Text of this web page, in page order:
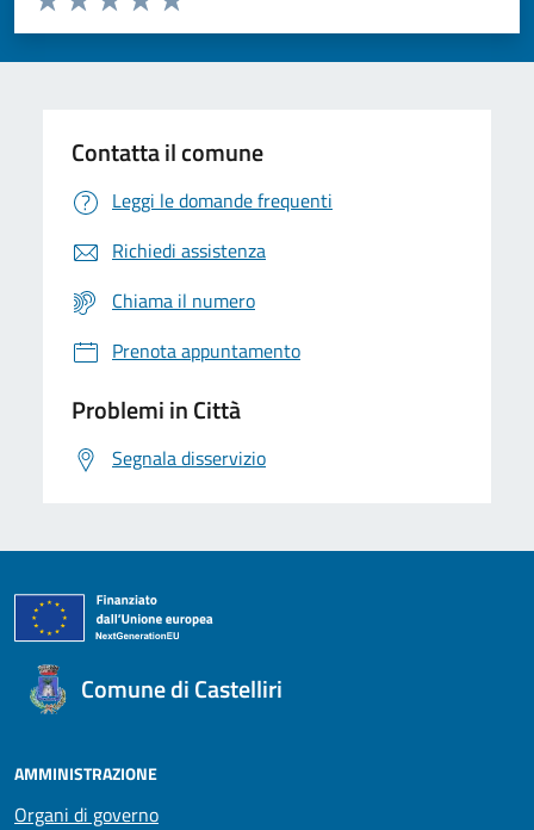
Valuta 5 stelle su 5
Valuta 4 stelle su 5
Valuta 3 stelle su 5
Valuta 2 stelle su 5
Valuta 1 stelle su 5
Contatta il comune
Leggi le domande frequenti
Richiedi assistenza
Chiama il numero
Prenota appuntamento
Problemi in Città
Segnala disservizio
Comune di Castelliri
AMMINISTRAZIONE
Organi di governo